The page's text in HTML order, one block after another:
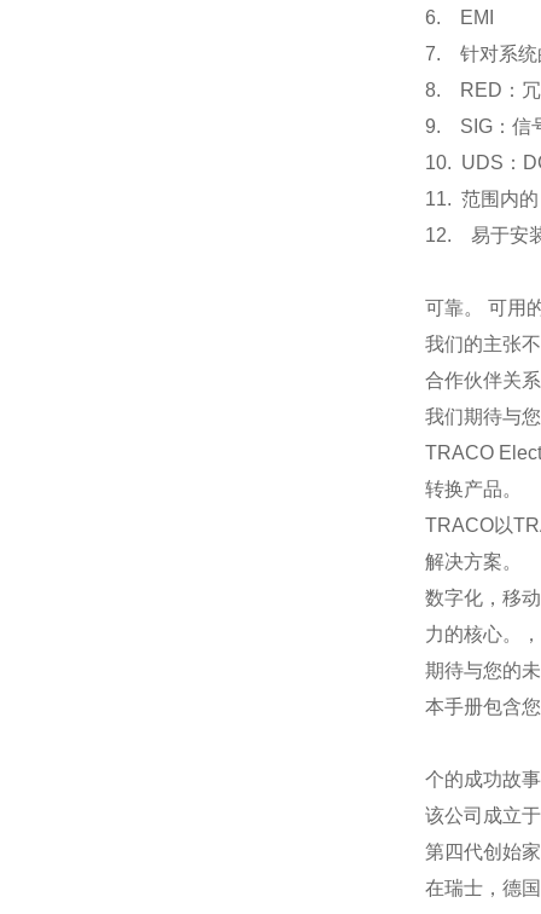
6. EMI
7. 针对系统
8. RED：冗
9. SIG：信
10. UDS：
11. 范围内的
12. 易于安
可靠。 可用
我们的主张
合作伙伴关
我们期待与
TRACO
转换产品。
TRACO以
解决方案。
数字化，移
力的核心。
期待与您的
本手册包含
个的成功故事
该公司成立
第四代创始
在瑞士，德